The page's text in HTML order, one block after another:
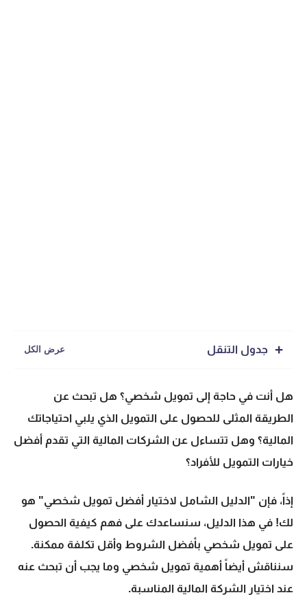
جدول التنقل
هل أنت في حاجة إلى تمويل شخصي؟ هل تبحث عن
الطريقة المثلى للحصول على التمويل الذي يلبي احتياجاتك
المالية؟ وهل تتساءل عن الشركات المالية التي تقدم أفضل
خيارات التمويل للأفراد؟
إذاً، فإن "الدليل الشامل لاختيار أفضل تمويل شخصي" هو
لك! في هذا الدليل، سنساعدك على فهم كيفية الحصول
على تمويل شخصي بأفضل الشروط وأقل تكلفة ممكنة.
سنناقش أيضاً أهمية تمويل شخصي وما يجب أن تبحث عنه
عند اختيار الشركة المالية المناسبة.